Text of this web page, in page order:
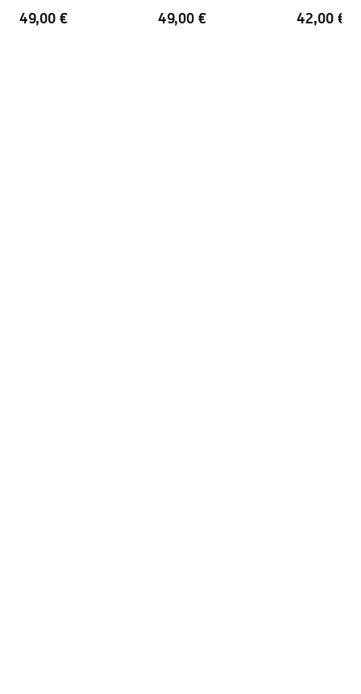
Distancia entre conexiones
150
49,00 € 49,00 € 42,00 €